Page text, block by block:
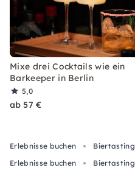
Mixe drei Cocktails wie ein
Barkeeper in Berlin
5,0
ab 57 €
Erlebnisse buchen Biertasting
Erlebnisse buchen
Biertasting